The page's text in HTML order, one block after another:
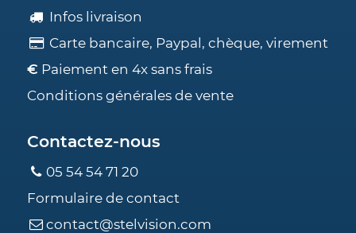
Infos livraison
Carte bancaire, Paypal, chèque, virement
€ Paiement en 4x sans frais
Conditions générales de vente
Contactez-nous
05 54 54 71 20
Formulaire de contact
contact@stelvision.com